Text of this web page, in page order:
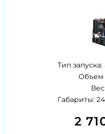
Тип
Объем
Габариты:
2